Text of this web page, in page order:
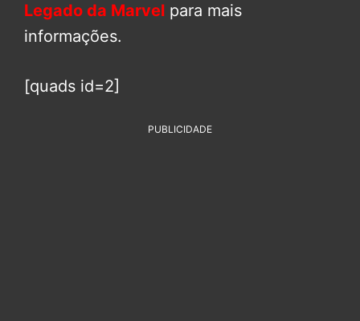
Legado da Marvel para mais
informações.
[quads id=2]
PUBLICIDADE